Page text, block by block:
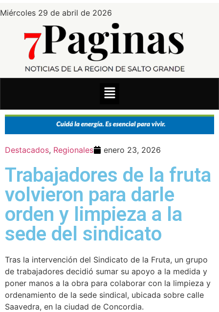
Miércoles 29 de abril de 2026
Destacados, Regionales enero 23, 2026
Trabajadores de la fruta
volvieron para darle
orden y limpieza a la
sede del sindicato
Tras la intervención del Sindicato de la Fruta, un grupo
de trabajadores decidió sumar su apoyo a la medida y
poner manos a la obra para colaborar con la limpieza y
ordenamiento de la sede sindical, ubicada sobre calle
Saavedra, en la ciudad de Concordia.